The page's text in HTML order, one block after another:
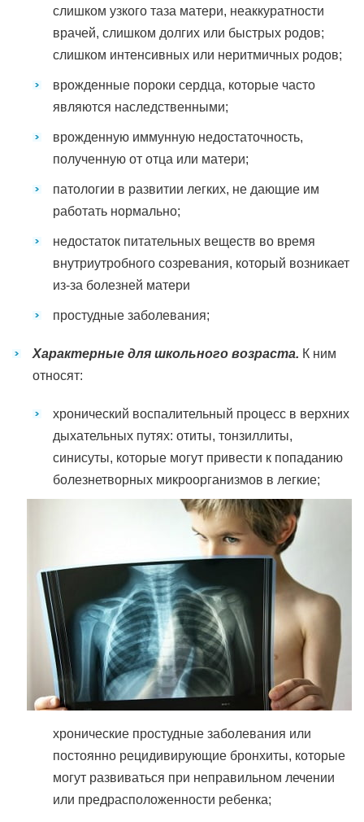
слишком узкого таза матери, неаккуратности
врачей, слишком долгих или быстрых родов;
слишком интенсивных или неритмичных родов;
врожденные пороки сердца, которые часто
являются наследственными;
врожденную иммунную недостаточность,
полученную от отца или матери;
патологии в развитии легких, не дающие им
работать нормально;
недостаток питательных веществ во время
внутриутробного созревания, который возникает
из-за болезней матери
простудные заболевания;
Характерные для школьного возраста. К ним
относят:
хронический воспалительный процесс в верхних
дыхательных путях: отиты, тонзиллиты,
синисуты, которые могут привести к попаданию
болезнетворных микроорганизмов в легкие;
хронические простудные заболевания или
постоянно рецидивирующие бронхиты, которые
могут развиваться при неправильном лечении
или предрасположенности ребенка;